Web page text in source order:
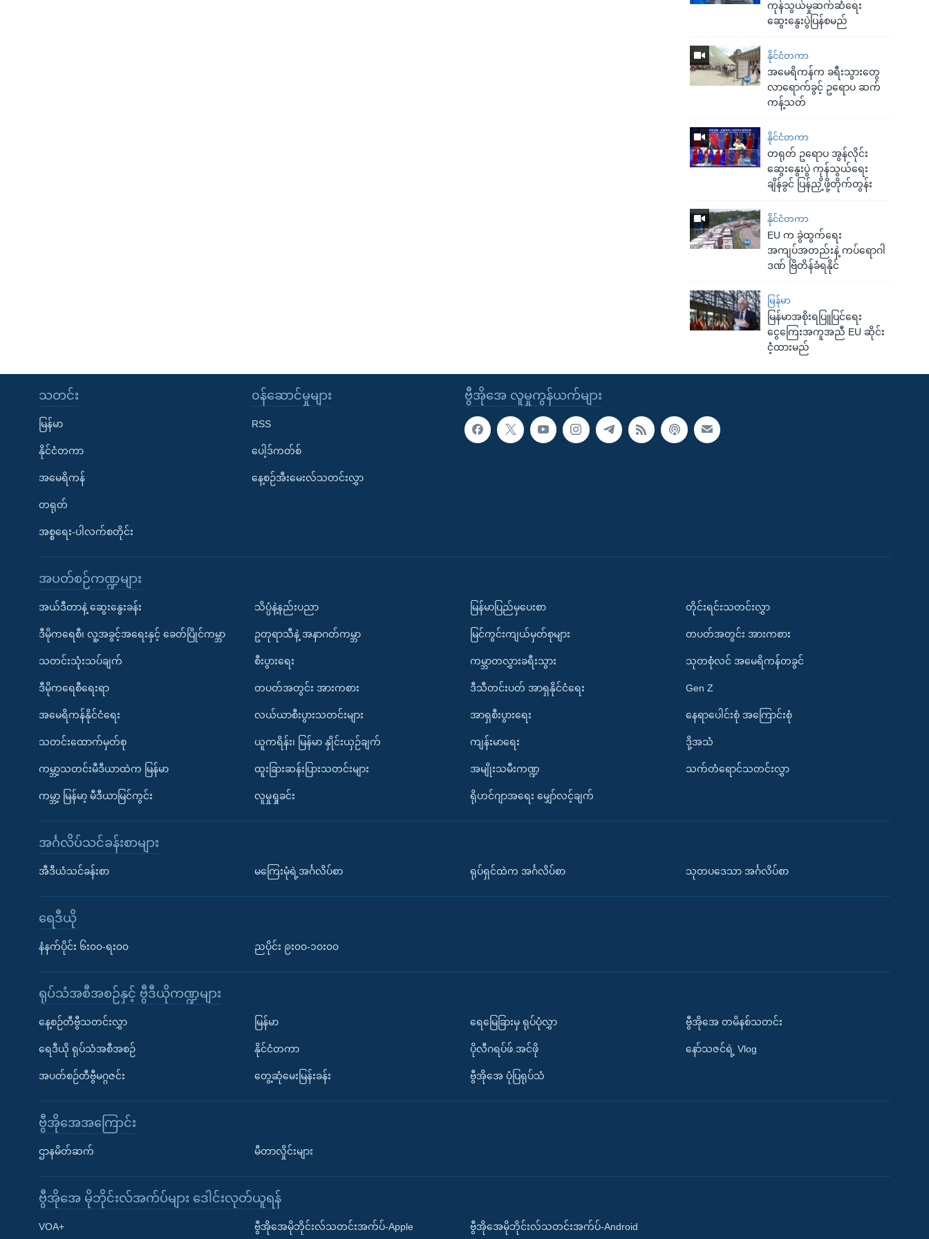
Learning English
ကုန်သွယ်မှုဆက်ဆံရေး
ဆွေးနွေးပွဲပြန်စမည်
နိုင်ငံတကာ
အမေရိကန်က ခရီးသွားတွေ
လာရောက်ခွင့် ဥရောပ ဆက်
ကန့်သတ်
နိုင်ငံတကာ
တရုတ် ဥရောပ အွန်လိုင်း
ဆွေးနွေးပွဲ ကုန်သွယ်ရေး
ချိန်ခွင် ပြန်ညှိ့ဖို့တိုက်တွန်း
နိုင်ငံတကာ
EU က ခွဲထွက်ရေး
အကျပ်အတည်းနဲ့ ကပ်ရောဂါ
ဒဏ် ဗြိတိန်ခံရနိုင်
မြန်မာ
မြန်မာအစိုးရပြူပြင်ရေး
ငွေကြေးအကူအညီ EU ဆိုင်း
ငံံ့ထားမည်
ဗွီအိုအေ လူမှုကွန်ယက်များ
သတင်း
မြန်မာ
နိုင်ငံတကာ
အမေရိကန်
တရုတ်
အစ္စရေး-ပါလက်စတိုင်း
၀န်ဆောင်မှုများ
RSS
ပေါ့ဒ်ကတ်စ်
နေ့စဉ်အီးမေးလ်သတင်းလွှာ
အပတ်စဉ်ကဏ္ဍများ
အယ်ဒီတာနဲ့ ဆွေးနွေးခန်း
ဒီမိုကရေစီ၊ လူ့အခွင့်အရေးနှင့် ခေတ်ပြိုင်ကမ္ဘာ
သတင်းသုံးသပ်ချက်
ဒီမိုကရေစီရေးရာ
အမေရိကန်နိုင်ငံရေး
သတင်းထောက်မှတ်စု
ကမ္ဘာ့သတင်းမီဒီယာထဲက မြန်မာ
ကမ္ဘာ့ မြန်မာ့ မီဒီယာမြင်ကွင်း
သိပ္ပံနဲ့နည်းပညာ
ဥတုရာသီနဲ့ အနာဂတ်ကမ္ဘာ
စီးပွားရေး
တပတ်အတွင်း အားကစား
လယ်ယာစီးပွားသတင်းများ
ယူကရိန်း၊ မြန်မာ နှိုင်းယှဉ်ချက်
ထူးခြားဆန်းပြားသတင်းများ
လူမှုရှုခင်း
မြန်မာပြည်မှပေးစာ
မြင်ကွင်းကျယ်မှတ်စုများ
ကမ္ဘာတလွှားခရီးသွား
ဒီသီတင်းပတ် အာရှနိုင်ငံရေး
အာရှစီးပွားရေး
ကျန်းမာရေး
အမျိုးသမီးကဏ္ဍ
ရိုဟင်ဂျာအရေး မျှော်လင့်ချက်
တိုင်းရင်းသတင်းလွှာ
တပတ်အတွင်း အားကစား
သုတစုံလင် အမေရိကန်တခွင်
Gen Z
နေရာပေါင်းစုံ အကြောင်းစုံ
ဒို့အသံ
သက်တံရောင်သတင်းလွှာ
အင်္ဂလိပ်သင်ခန်းစာများ
အီဒီယံသင်ခန်းစာ မကြေးမုံရဲ့အင်္ဂလိပ်စာ ရုပ်ရှင်ထဲက အင်္ဂလိပ်စာ သုတပဒေသာ အင်္ဂလိပ်စာ
ရေဒီယို
နံနက်ပိုင်း ၆း၀၀-ရး၀၀ ညပိုင်း ၉း၀၀-၁၀း၀၀
ရုပ်သံအစီအစဉ်နှင့် ဗွီဒီယိုကဏ္ဍများ
နေ့စဉ်တီဗွီသတင်းလွှာ
ရေဒီယို ရုပ်သံအစီအစဉ်
အပတ်စဉ်တီဗွီမဂ္ဂဇင်း
မြန်မာ
နိုင်ငံတကာ
တွေ့ဆုံမေးမြန်းခန်း
ရေမြေခြားမှ ရုပ်ပုံလွှာ
ပိုလီဂရပ်ဖ်.အင်ဖို
ဗွီအိုအေ ပုံပြရုပ်သံ
ဗွီအိုအေ တမိနစ်သတင်း
နော်သဇင်ရဲ့ Vlog
ဗွီအိုအေအကြောင်း
ဌာနမိတ်ဆက် မီတာလှိုင်းများ
ဗွီအိုအေ မိုဘိုင်းလ်အက်ပ်များ ဒေါင်းလုတ်ယူရန်
VOA+ ဗွီအိုအေမိုဘိုင်းလ်သတင်းအက်ပ်-Apple ဗွီအိုအေမိုဘိုင်းလ်သတင်းအက်ပ်-Android